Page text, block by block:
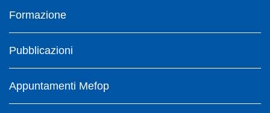
Formazione
Pubblicazioni
Appuntamenti Mefop